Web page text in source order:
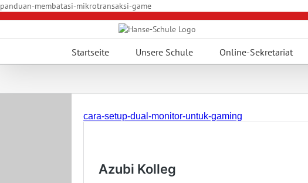
panduan-membatasi-mikrotransaksi-gameZum
springen
Startseite Unsere Schule Online-Sekretariat